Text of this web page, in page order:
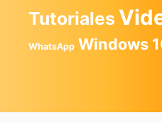
Tutoriales
WhatsApp Windows